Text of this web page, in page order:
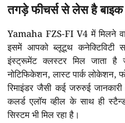
तगड़े फीचर्स से लेस है बाइक
Yamaha FZS-FI V4 में मिलने
इसमें आपको ब्लूटूथ कनेक्टिविटी
इंस्ट्रूमेंट क्लस्टर मिल जाता
नोटिफिकेशन, लास्ट पार्क लोकेशन,
रिमाइंडर जैसी कई जरुरुई
कलर्ड एलॉय व्हील के साथ ही
सिस्टम भी मिल रहा है।